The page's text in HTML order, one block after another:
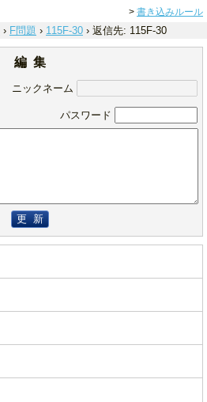
> 書き込みルール
› F問題 › 115F-30 › 返信先: 115F-30
編 集
ニックネーム
パスワード
更 新